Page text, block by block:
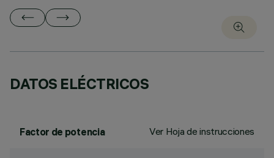
DATOS ELÉCTRICOS
Factor de potencia Ver Hoja de instrucciones